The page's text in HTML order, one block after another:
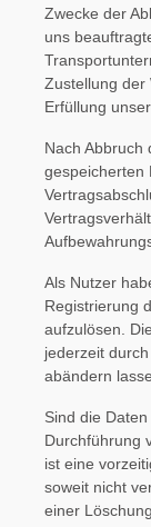
Zwecke der
uns
Zustellung der
Erfüllung
Nach Abbruch
gespeicherten
Als Nutzer
Registrierung
aufzulösen.
jederzeit
abändern
Sind die
Durchführung
ist eine
soweit nicht
einer